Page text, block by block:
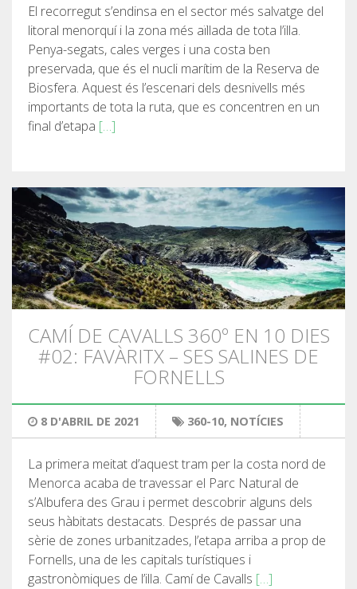
El recorregut s’endinsa en el sector més salvatge del
litoral menorquí i la zona més aïllada de tota l’illa.
Penya-segats, cales verges i una costa ben
preservada, que és el nucli marítim de la Reserva de
Biosfera. Aquest és l’escenari dels desnivells més
importants de tota la ruta, que es concentren en un
final d’etapa […]
CAMÍ DE CAVALLS 360º EN 10 DIES
#02: FAVÀRITX – SES SALINES DE
FORNELLS
8 D'ABRIL DE 2021 360-10, NOTÍCIES
La primera meitat d’aquest tram per la costa nord de
Menorca acaba de travessar el Parc Natural de
s’Albufera des Grau i permet descobrir alguns dels
seus hàbitats destacats. Després de passar una
sèrie de zones urbanitzades, l’etapa arriba a prop de
Fornells, una de les capitals turístiques i
gastronòmiques de l’illa. Camí de Cavalls […]